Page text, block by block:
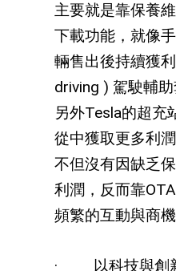
主要就是靠保養維
下載功能，就像
輛售出後持續獲
driving ) 駕駛輔
另外Tesla的超充
從中獲取更多利
不但沒有因缺乏
利潤，反而靠OTA
頻繁的互動與商機
· 以科技與創